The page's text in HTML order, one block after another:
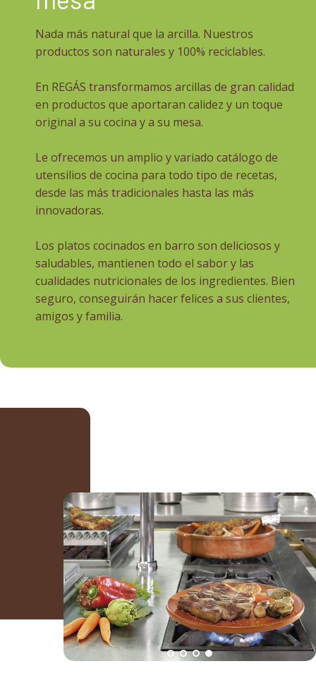
Nada más natural que la arcilla. Nuestros
productos son naturales y 100% reciclables.
En REGÁS transformamos arcillas de gran calidad
en productos que aportaran calidez y un toque
original a su cocina y a su mesa.
Le ofrecemos un amplio y variado catálogo de
utensilios de cocina para todo tipo de recetas,
desde las más tradicionales hasta las más
innovadoras.
Los platos cocinados en barro son deliciosos y
saludables, mantienen todo el sabor y las
cualidades nutricionales de los ingredientes. Bien
seguro, conseguirán hacer felices a sus clientes,
amigos y familia.